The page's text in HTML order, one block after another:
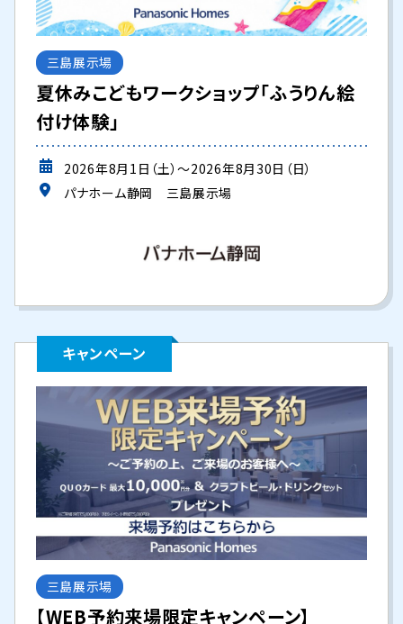
三島展示場
夏休みこどもワークショップ「ふうりん絵
付け体験」
2026年8月1日（土）～2026年8月30日（日）
パナホーム静岡 三島展示場
キャンペーン
三島展示場
【WEB予約来場限定キャンペーン】